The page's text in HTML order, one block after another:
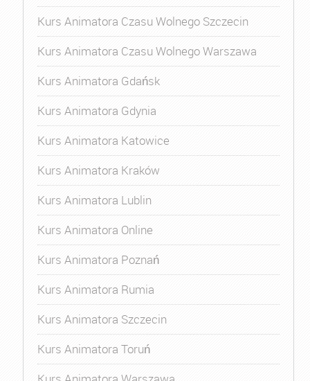
Kurs Animatora Czasu Wolnego Szczecin
Kurs Animatora Czasu Wolnego Warszawa
Kurs Animatora Gdańsk
Kurs Animatora Gdynia
Kurs Animatora Katowice
Kurs Animatora Kraków
Kurs Animatora Lublin
Kurs Animatora Online
Kurs Animatora Poznań
Kurs Animatora Rumia
Kurs Animatora Szczecin
Kurs Animatora Toruń